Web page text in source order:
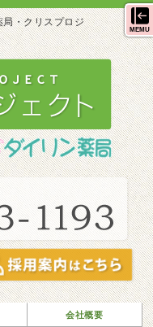
・クリスプロジ
MEMU
会社概要